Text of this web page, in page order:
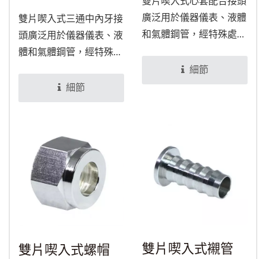
雙片喫入式三通中內牙接
頭廣泛用於儀器儀表、液
體和氣體鋼管，經特殊處
細節
廣泛用於儀器儀表、液體
和氣體鋼管，經特殊處理
細節
雙片喫入式螺帽 雙片喫入式襯管